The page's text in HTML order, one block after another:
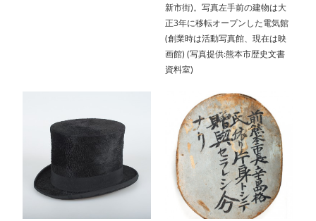
新市街)。写真左手前の建物は大
正3年に移転オープンした電気館
(創業時は活動写真館、現在は映
画館) (写真提供:熊本市歴史文書
資料室)